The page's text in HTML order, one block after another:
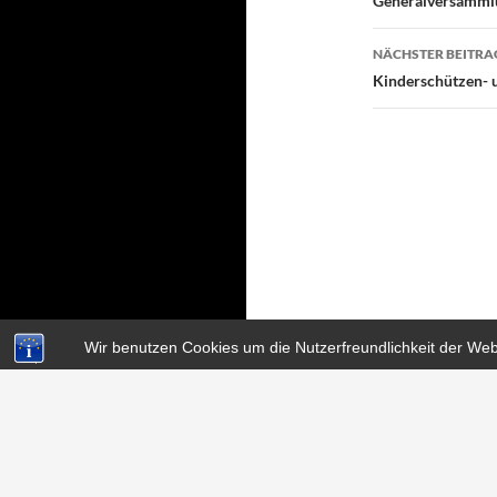
Wir benutzen Cookies um die Nutzerfreundlichkeit der
NÄCHSTER
Kinderschützen-